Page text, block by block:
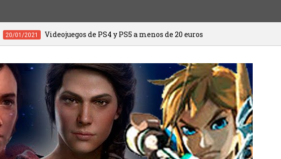
de PS4 y PS5 a menos de 20 euros 20/01/2021